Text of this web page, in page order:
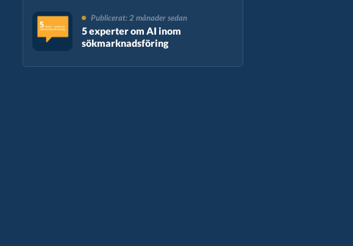
Publicerat: 2 månader sedan
5 experter om AI inom
sökmarknadsföring